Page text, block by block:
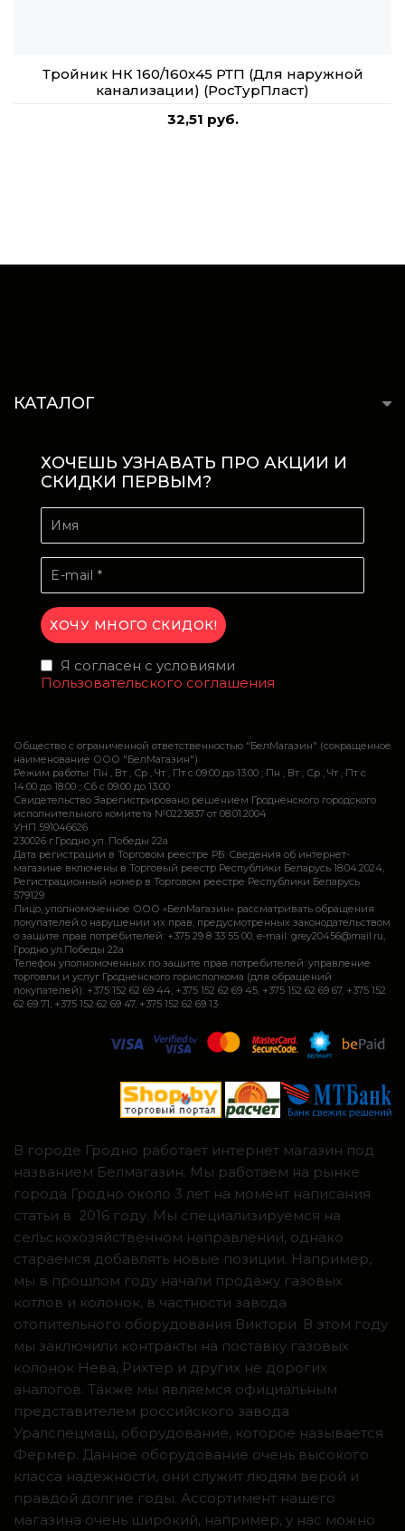
Тройник НК 160/160х45 РТП (Для наружной
канализации) (РосТурПласт)
32,51 руб.
КАТАЛОГ
ХОЧЕШЬ УЗНАВАТЬ ПРО АКЦИИ И
СКИДКИ ПЕРВЫМ?
Я согласен с условиями
Пользовательского соглашения
Общество с ограниченной ответственностью "БелМагазин" (сокращенное
наименование ООО "БелМагазин")
Режим работы: Пн , Вт , Ср , Чт , Пт c 09:00 до 13:00 ; Пн , Вт , Ср , Чт , Пт c
14:00 до 18:00 ; Сб c 09:00 до 13:00
Свидетельство Зарегистрировано решением Гродненского городского
исполнительного комитета №0223837 от 08.01.2004
УНП 591046626
230026 г.Гродно ул. Победы 22а
Дата регистрации в Торговом реестре РБ: Сведения об интернет-
магазине включены в Торговый реестр Республики Беларусь 18.04.2024,
Регистрационный номер в Торговом реестре Республики Беларусь
579129
Лицо, уполномоченное ООО «БелМагазин» рассматривать обращения
покупателей о нарушении их прав, предусмотренных законодательством
о защите прав потребителей: +375 29 8 33 55 00, e-mail: grey20456@mail.ru,
Гродно ул.Победы 22а
Телефон уполномоченных по защите прав потребителей: управление
торговли и услуг Гродненского горисполкома (для обращений
покупателей): +375 152 62 69 44, +375 152 62 69 45, +375 152 62 69 67, +375 152
62 69 71, +375 152 62 69 47, +375 152 62 69 13
В городе Гродно работает интернет магазин под
названием Белмагазин. Мы работаем на рынке
города Гродно около 3 лет на момент написания
статьи в 2016 году. Мы специализируемся на
сельскохозяйственном направлении, однако
стараемся добавлять новые позиции. Например,
мы в прошлом году начали продажу газовых
котлов и колонок, в частности завода
отопительного оборудования Виктори. В этом году
мы заключили контракты на поставку газовых
колонок Нева, Рихтер и других не дорогих
аналогов. Также мы являемся официальным
представителем российского завода
Уралспецмаш, оборудование, которое называется
Фермер. Данное оборудование очень высокого
класса надежности, они служит людям верой и
правдой долгие годы. Ассортимент нашего
магазина очень широкий, например, у нас можно